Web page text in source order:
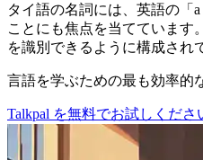
タイ語の名詞には、英語の「
ことにも焦点を当てています
を識別できるように構成され
言語を学ぶための最も効率的
Talkpal を無料でお試しくださ